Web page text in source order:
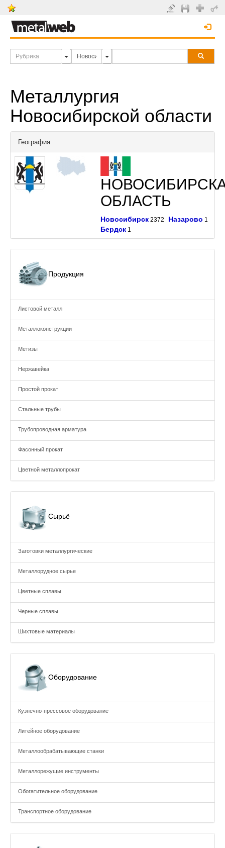
Металлургия
Новосибирской области
География
ОБЛАСТЬ
Новосибирск 2372 Назарово 1
Бердск 1
Продукция
Листовой металл
Металлоконструкции
Метизы
Нержавейка
Простой прокат
Стальные трубы
Трубопроводная арматура
Фасонный прокат
Цветной металлопрокат
Сырьё
Заготовки металлургические
Металлорудное сырье
Цветные сплавы
Черные сплавы
Шихтовые материалы
Оборудование
Кузнечно-прессовое оборудование
Литейное оборудование
Металлообрабатывающие станки
Металлорежущие инструменты
Обогатительное оборудование
Транспортное оборудование